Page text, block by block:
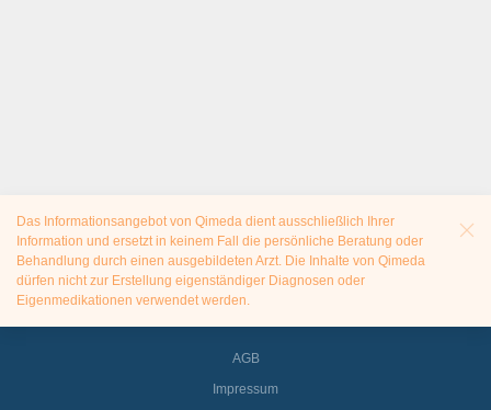
Das Informationsangebot von Qimeda dient ausschließlich Ihrer
Information und ersetzt in keinem Fall die persönliche Beratung oder
Behandlung durch einen ausgebildeten Arzt. Die Inhalte von Qimeda
dürfen nicht zur Erstellung eigenständiger Diagnosen oder
Eigenmedikationen verwendet werden.
AGB
Impressum